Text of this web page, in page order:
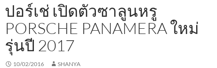
ปอร์เช่ เปิดตัวซาลูนหรู
PORSCHE PANAMERA ใหม่
รุ่นปี 2017
10/02/2016 SHANYA